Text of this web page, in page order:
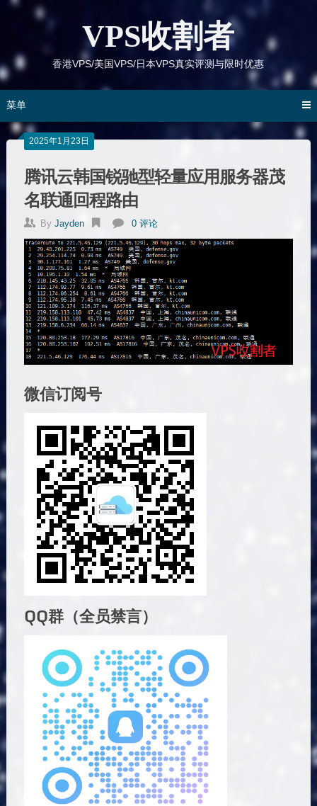
VPS收割者
香港VPS/美国VPS/日本VPS真实评测与限时优惠
菜单
2025年1月23日
腾讯云韩国锐驰型轻量应用服务器茂
名联通回程路由
By Jayden 0 评论
微信订阅号
QQ群（全员禁言）